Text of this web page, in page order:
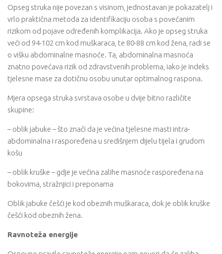
Opseg struka nije povezan s visinom, jednostavan je pokazatelj i
vrlo praktična metoda za identifikaciju osoba s povećanim
rizikom od pojave određenih komplikacija. Ako je opseg struka
veći od 94-102 cm kod muškaraca, te 80-88 cm kod žena, radi se
o višku abdominalne masnoće. Ta, abdominalna masnoća
znatno povećava rizik od zdravstvenih problema, iako je indeks
tjelesne mase za dotičnu osobu unutar optimalnog raspona.
Mjera opsega struka svrstava osobe u dvije bitno različite
skupine:
– oblik jabuke – što znači da je većina tjelesne masti intra-
abdominalna i raspoređena u središnjem dijelu tijela i grudom
košu
– oblik kruške – gdje je većina zalihe masnoće raspoređena na
bokovima, stražnjici i preponama
Oblik jabuke češći je kod obeznih muškaraca, dok je oblik kruške
češći kod obeznih žena.
Ravnoteža energije